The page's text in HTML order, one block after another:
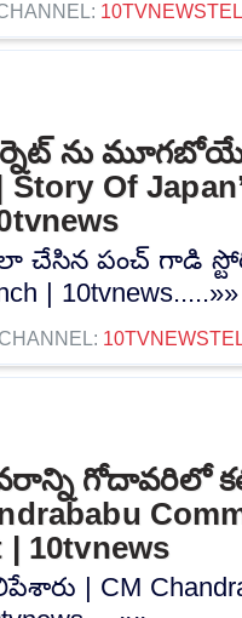
ను
Story Of
పంచ్ గాడి స్టోరీ |
| 10tvnews.....»»
CHANNEL:
గోదావరిలో
| 10tvnews
| CM